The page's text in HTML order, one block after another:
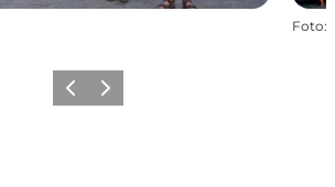
Foto:
ForrigeNæste